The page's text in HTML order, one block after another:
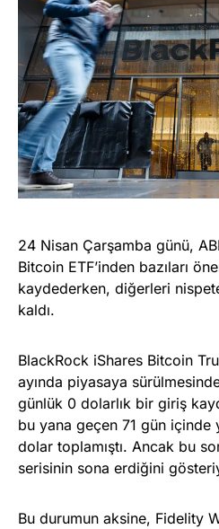
24 Nisan Çarşamba günü,
Bitcoin ETF’inden bazıları
kaydederken, diğerleri
kaldı.
BlackRock iShares Bitcoin
ayında piyasaya
günlük 0 dolarlık bir giriş
bu yana geçen 71 gün içinde
dolar toplamıştı. Ancak bu
serisinin sona erdiğini
Bu durumun aksine, Fidelity